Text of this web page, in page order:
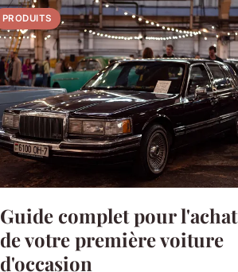
PRODUITS
Guide complet pour l'achat
de votre première voiture
d'occasion